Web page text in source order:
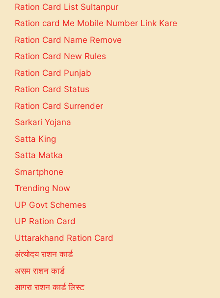
Ration Card List Sultanpur
Ration card Me Mobile Number Link Kare
Ration Card Name Remove
Ration Card New Rules
Ration Card Punjab
Ration Card Status
Ration Card Surrender
Sarkari Yojana
Satta King
Satta Matka
Smartphone
Trending Now
UP Govt Schemes
UP Ration Card
Uttarakhand Ration Card
अंत्योदय राशन कार्ड
असम राशन कार्ड
आगरा राशन कार्ड लिस्ट